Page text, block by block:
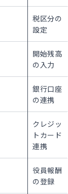
税区分の
設定
開始残高
の入力
銀行口座
の連携
クレジッ
トカード
連携
役員報酬
の登録